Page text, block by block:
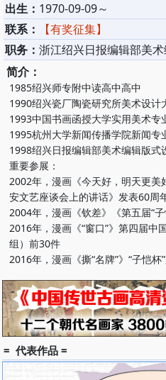
出生： 1970-09-09～
联系：
【有奖征集】
职务： 浙江绍兴日报编辑部美
简介：
1985绍兴师专附中读高中高中
1990绍兴瓷厂陶瓷研究所美术设计
1993中国书画函授大学实用美术专
1995杭州大学新闻传播学院新闻专
1998绍兴日报编辑部美术编辑版式
重要参展：
2002年，漫画《今天好，明天更美
安文艺座谈会上的讲话》发表60周
2004年，漫画《钦差》《第五届“
2016年，漫画《“窗口”》第四届中
组）前30件
2016年，漫画《撕“名牌”》“子恺
= 代表作品 =